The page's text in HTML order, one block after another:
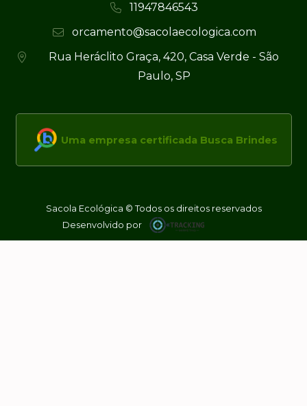
11947846543
orcamento@sacolaecologica.com
Rua Heráclito Graça, 420, Casa Verde - São
Paulo, SP
Uma empresa certificada Busca Brindes
Sacola Ecológica © Todos os direitos reservados
Desenvolvido por